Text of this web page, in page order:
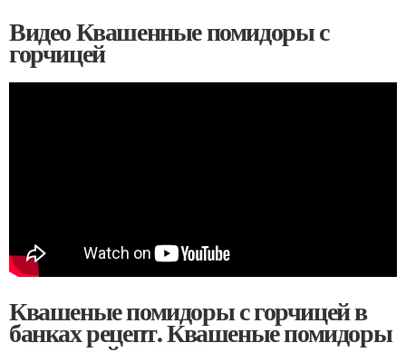
Видео Квашенные помидоры с
горчицей
Квашеные помидоры с горчицей в
банках рецепт. Квашеные помидоры